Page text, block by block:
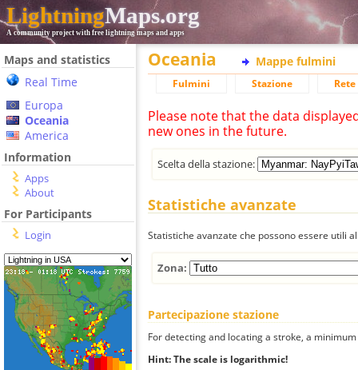
LightningMaps.org
A community project with free lightning maps and apps
Maps and statistics
Real Time
Europa
Oceania
America
Information
Apps
About
For Participants
Login
Oceania Mappe fulmini
Fulmini Stazione
Please note that the data
new ones in the future.
Scelta della stazione:
Statistiche avanzate
Statistiche avanzate che possono essere utili
Zona:
Partecipazione stazione
For detecting and locating a stroke, a
Hint: The scale is logarithmic!